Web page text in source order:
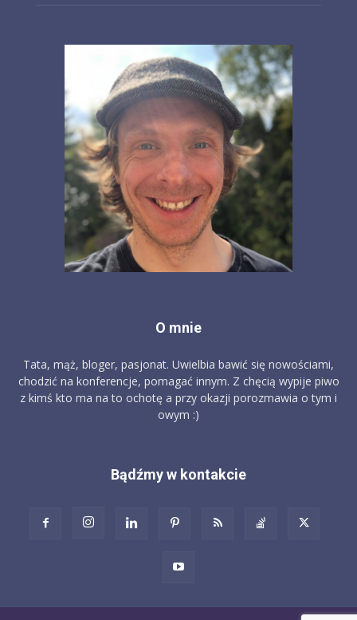
O mnie
Tata, mąż, bloger, pasjonat. Uwielbia bawić się nowościami,
chodzić na konferencje, pomagać innym. Z chęcią wypije piwo
z kimś kto ma na to ochotę a przy okazji porozmawia o tym i
owym :)
Bądźmy w kontakcie